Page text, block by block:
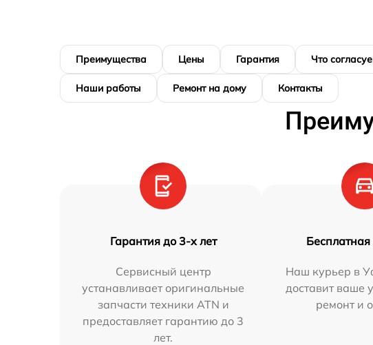
Преимущества Цены Гарантия Что
Наши работы Ремонт на дому Контакты
Гарантия до 3-х лет
Сервисный центр
устанавливает оригинальные
запчасти техники ATN и
предоставляет гарантию до 3
лет.
Бесплатная
Наш курьер в
доставит ваше
ремонт и